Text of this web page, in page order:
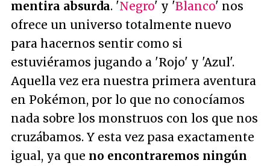
mentira absurda. 'Negro' y 'Blanco' nos
ofrece un universo totalmente nuevo
para hacernos sentir como si
estuviéramos jugando a 'Rojo' y 'Azul'.
Aquella vez era nuestra primera aventura
en Pokémon, por lo que no conocíamos
nada sobre los monstruos con los que nos
cruzábamos. Y esta vez pasa exactamente
igual, ya que no encontraremos ningún